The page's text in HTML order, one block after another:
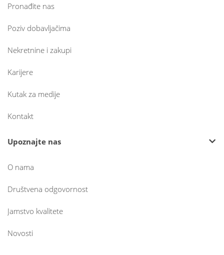
Pronađite nas
Poziv dobavljačima
Nekretnine i zakupi
Karijere
Kutak za medije
Kontakt
Upoznajte nas
O nama
Društvena odgovornost
Jamstvo kvalitete
Novosti